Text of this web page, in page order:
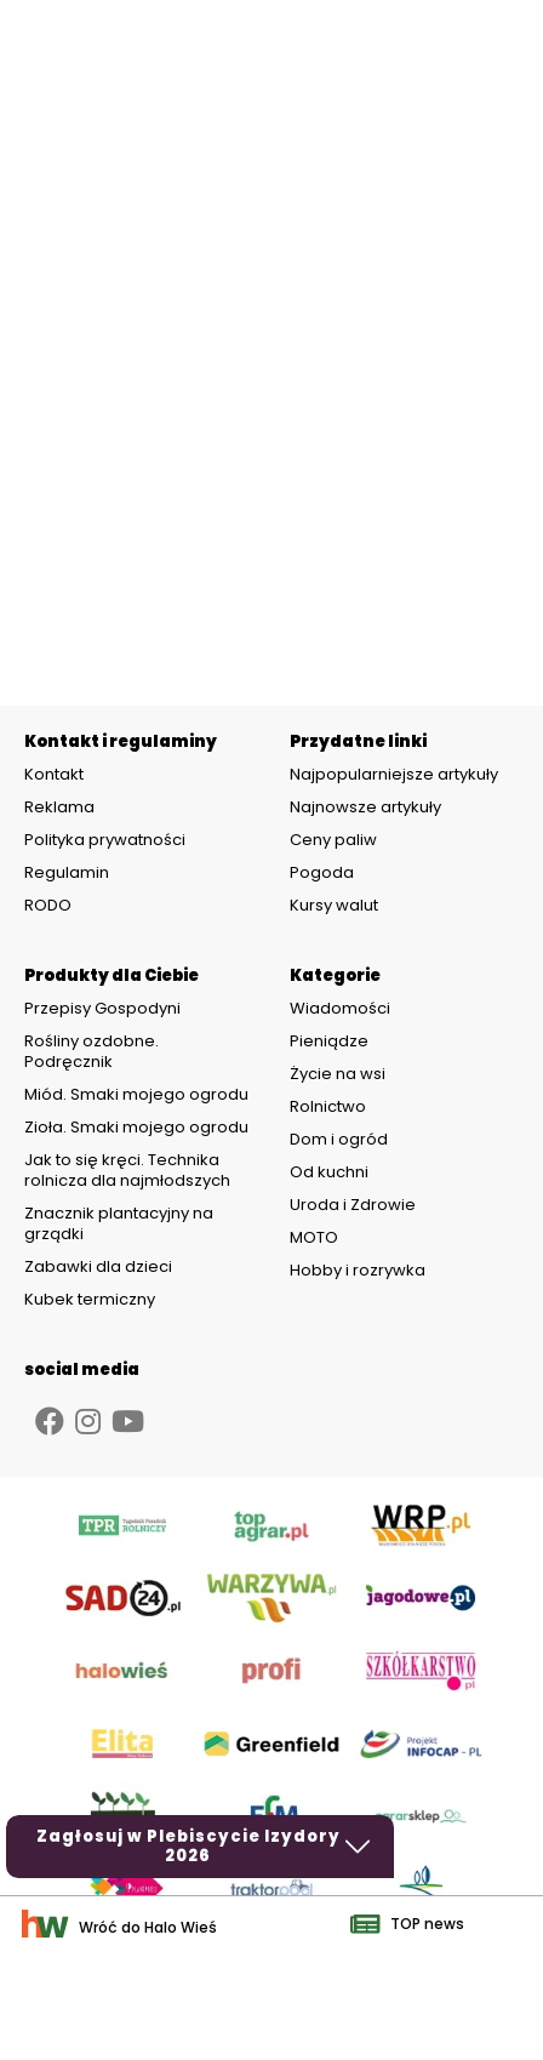
Zagłosuj w Plebiscycie Izydory
2026
Kontakt i regulaminy
Kontakt
Reklama
Polityka prywatności
Regulamin
RODO
Kategorie
Wiadomości
Pieniądze
Życie na wsi
Rolnictwo
Dom i ogród
Od kuchni
Uroda i Zdrowie
MOTO
Hobby i rozrywka
Produkty dla Ciebie
Przepisy Gospodyni
Rośliny ozdobne.
Podręcznik
Miód. Smaki mojego ogrodu
Zioła. Smaki mojego ogrodu
Jak to się kręci. Technika
rolnicza dla najmłodszych
Znacznik plantacyjny na
grządki
Zabawki dla dzieci
Kubek termiczny
Przydatne linki
Najpopularniejsze artykuły
Najnowsze artykuły
Ceny paliw
Pogoda
Kursy walut
social media
Wróć do Halo Wieś TOP news